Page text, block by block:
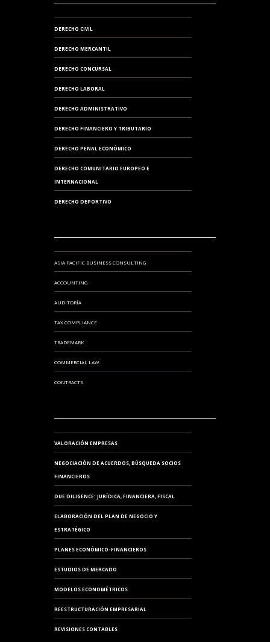
DERECHO CIVIL
DERECHO MERCANTIL
DERECHO CONCURSAL
DERECHO LABORAL
DERECHO ADMINISTRATIVO
DERECHO FINANCIERO Y TRIBUTARIO
DERECHO PENAL ECONÓMICO
DERECHO COMUNITARIO EUROPEO E
INTERNACIONAL
DERECHO DEPORTIVO
ASIA PACIFIC BUSINESS CONSULTING
ACCOUNTING
AUDITORÍA
TAX COMPLIANCE
TRADEMARK
COMMERCIAL LAW
CONTRACTS
VALORACIÓN EMPRESAS
NEGOCIACIÓN DE ACUERDOS, BÚSQUEDA SOCIOS
FINANCIEROS
DUE DILIGENCE: JURÍDICA, FINANCIERA, FISCAL
ELABORACIÓN DEL PLAN DE NEGOCIO Y
ESTRATÉGICO
PLANES ECONÓMICO-FINANCIEROS
ESTUDIOS DE MERCADO
MODELOS ECONOMÉTRICOS
REESTRUCTURACIÓN EMPRESARIAL
REVISIONES CONTABLES